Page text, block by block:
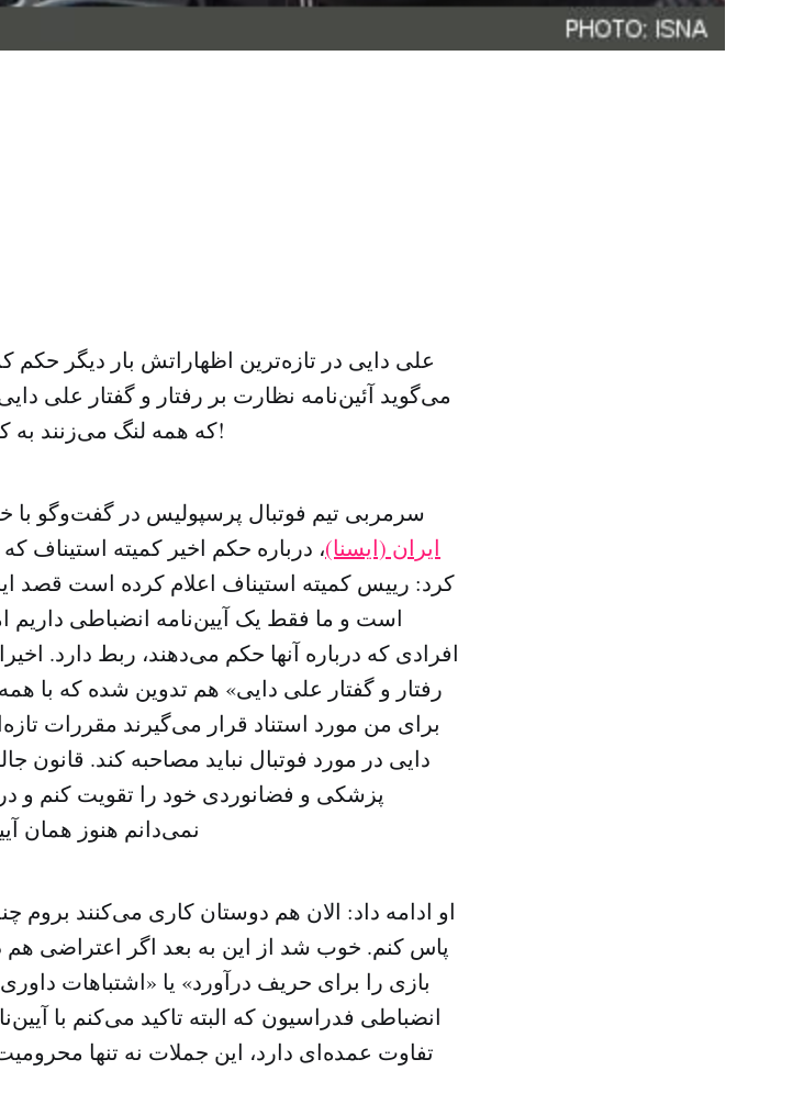
علی دایی در تازه‌ترین اظهاراتش بار دیگر حکم
می‌گوید آئین‌نامه نظارت بر رفتار و گفتار علی
که همه لنگ می‌زنند به کسی که درست راه می‌رود، می‌خندند!
سرمربی تیم فوتبال پرسپولیس در گفت‌وگو با
ایران (ایسنا)، درباره حکم اخیر کمیته استیناف
کرد: رییس کمیته استیناف اعلام کرده است قصد
است و ما فقط یک آیین‌نامه انضباطی داریم
افرادی که درباره آنها حکم می‌دهند، ربط دارد.
رفتار و گفتار علی دایی» هم تدوین شده که با
برای من مورد استناد قرار می‌گیرند مقررات
دایی در مورد فوتبال نباید مصاحبه کند.
پزشکی و فضانوردی خود را تقویت کنم و
نمی‌دانم هنوز همان
او ادامه داد: الان هم دوستان کاری می‌کنند بروم
پاس کنم. خوب شد از این به بعد اگر اعتراضی هم
بازی را برای حریف درآورد» یا «اشتباهات
انضباطی فدراسیون که البته تاکید می‌کنم با
تفاوت عمده‌ای دارد، این جملات نه تنها